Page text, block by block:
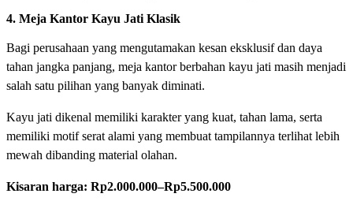
4. Meja Kantor Kayu Jati Klasik
Bagi perusahaan yang mengutamakan kesan eksklusif dan daya
tahan jangka panjang, meja kantor berbahan kayu jati masih menjadi
salah satu pilihan yang banyak diminati.
Kayu jati dikenal memiliki karakter yang kuat, tahan lama, serta
memiliki motif serat alami yang membuat tampilannya terlihat lebih
mewah dibanding material olahan.
Kisaran harga: Rp2.000.000–Rp5.500.000